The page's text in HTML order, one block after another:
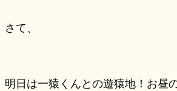
さて、
明日は一猿くんとの遊猿地！お昼の